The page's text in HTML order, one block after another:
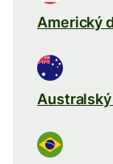
Americký